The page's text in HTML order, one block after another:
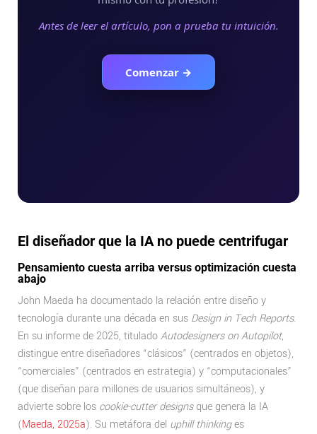
El diseñador que la IA no puede centrifugar
Pensamiento cuesta arriba versus optimización cuesta
abajo
John Maeda ha documentado la relación entre diseño y
tecnología durante una década en sus Design in Tech Reports.
En su informe de 2025, tituladoAutodesigners on Autopilot,
distingue entre diseñadores “clásicos” (centrados en objetos),
“comerciales” (centrados en estrategia) y “computacionales”
(que diseñan para millones de usuarios simultáneos), y
advierte sobre los cookie-cutter designsque genera la IA
(Maeda, 2025a). Su metáfora del uphill thinkinges